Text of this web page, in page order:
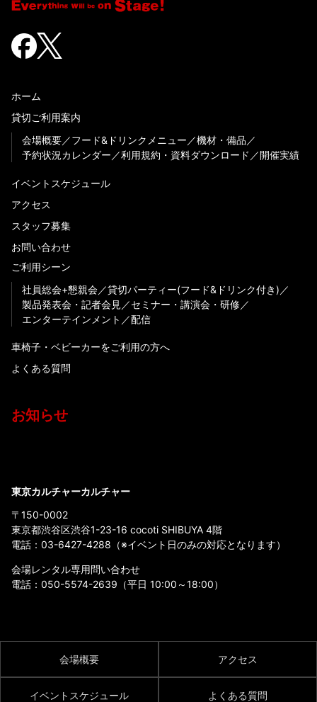
ホーム
貸切ご利用案内
会場概要
フード&ドリンクメニュー
機材・備品
予約状況カレンダー
利用規約・資料ダウンロード 開催実績
イベントスケジュール
アクセス
スタッフ募集
お問い合わせ
ご利用シーン
社員総会+懇親会
貸切パーティー(フード&ドリンク付き)
製品発表会・記者会見
セミナー・講演会・研修
エンターテインメント
配信
車椅子・ベビーカーをご利用の方へ
よくある質問
お知らせ
東京カルチャーカルチャー
〒150-0002
東京都渋谷区渋谷1-23-16 cocoti SHIBUYA 4階
電話： 03-6427-4288 （※イベント日のみの対応となります）
会場レンタル専用問い合わせ
電話： 050-5574-2639 （平日 10:00～18:00）
会場概要 アクセス
イベントスケジュール よくある質問